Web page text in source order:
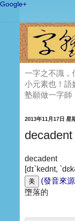
Google+
一字之不識，
小元素也！語
塾願做一字師
2013年11月17日 星
decadent
decadent
[dɪ`kednt,
(發音來
墮落的